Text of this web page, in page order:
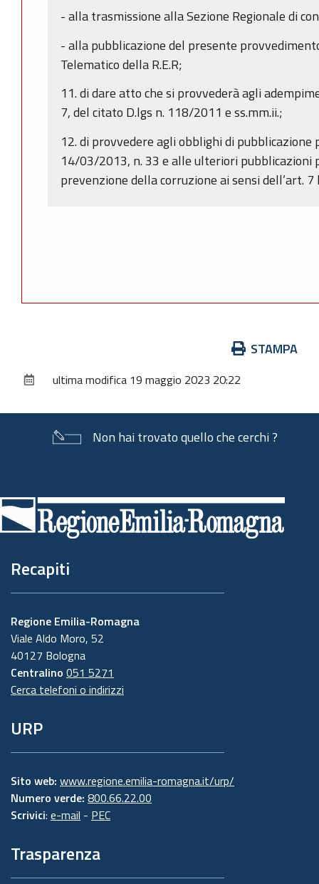
- alla trasmissione alla Sezione Regionale di
- alla pubblicazione del presente
Telematico della R.E.R;
11. di dare atto che si provvederà agli
7, del citato D.lgs n. 118/2011 e ss.mm.ii.;
12. di provvedere agli obblighi di pubblicazione
14/03/2013, n. 33 e alle ulteriori pubblicazioni
prevenzione della corruzione ai sensi dell’art.
documento
STAMPA
ultima modifica 19 maggio 2023 20:22
Non hai trovato quello che cerchi ?
di
pagina
Recapiti
Regione Emilia-Romagna
Viale Aldo Moro, 52
40127 Bologna
Centralino 051 5271
Cerca telefoni o indirizzi
URP
Sito web: www.regione.emilia-romagna.it/urp/
Numero verde: 800.66.22.00
Scrivici: e-mail - PEC
Trasparenza